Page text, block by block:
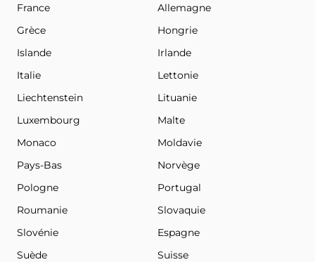
France
Allemagne
Grèce
Hongrie
Islande
Irlande
Italie
Lettonie
Liechtenstein
Lituanie
Luxembourg
Malte
Monaco
Moldavie
Pays-Bas
Norvège
Pologne
Portugal
Roumanie
Slovaquie
Slovénie
Espagne
Suède
Suisse